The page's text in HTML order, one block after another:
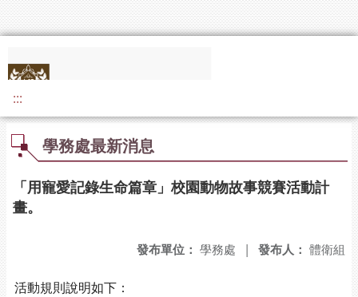
:::
學務處最新消息
「用寵愛記錄生命篇章」校園動物故事競賽活動計
畫。
發布人： 體衛組
發布單位： 學務處 |
活動規則說明如下：